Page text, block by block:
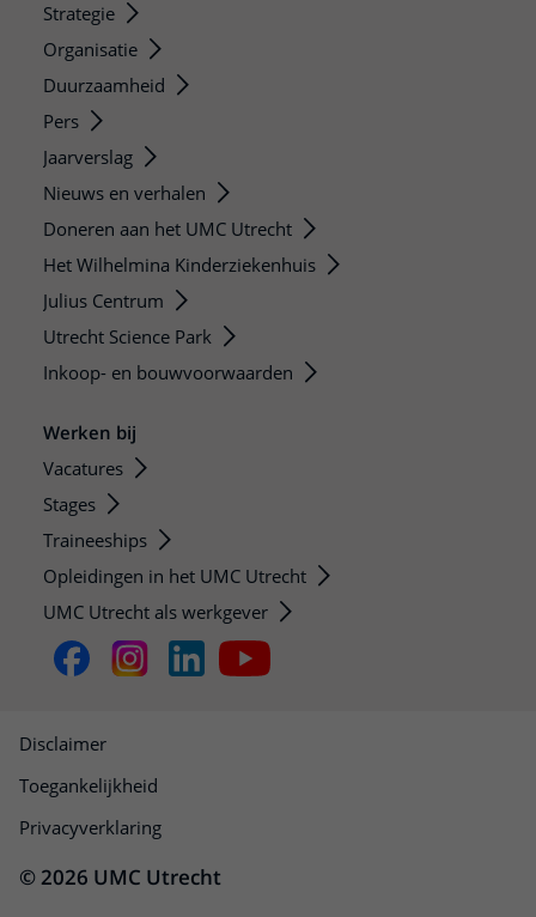
Strategie
Organisatie
Duurzaamheid
Pers
Jaarverslag
Nieuws en verhalen
Doneren aan het UMC Utrecht
Het Wilhelmina Kinderziekenhuis
Julius Centrum
Utrecht Science Park
Inkoop- en bouwvoorwaarden
Werken bij
Vacatures
Stages
Traineeships
Opleidingen in het UMC Utrecht
UMC Utrecht als werkgever
© 2026 UMC Utrecht
Disclaimer
Toegankelijkheid
Privacyverklaring